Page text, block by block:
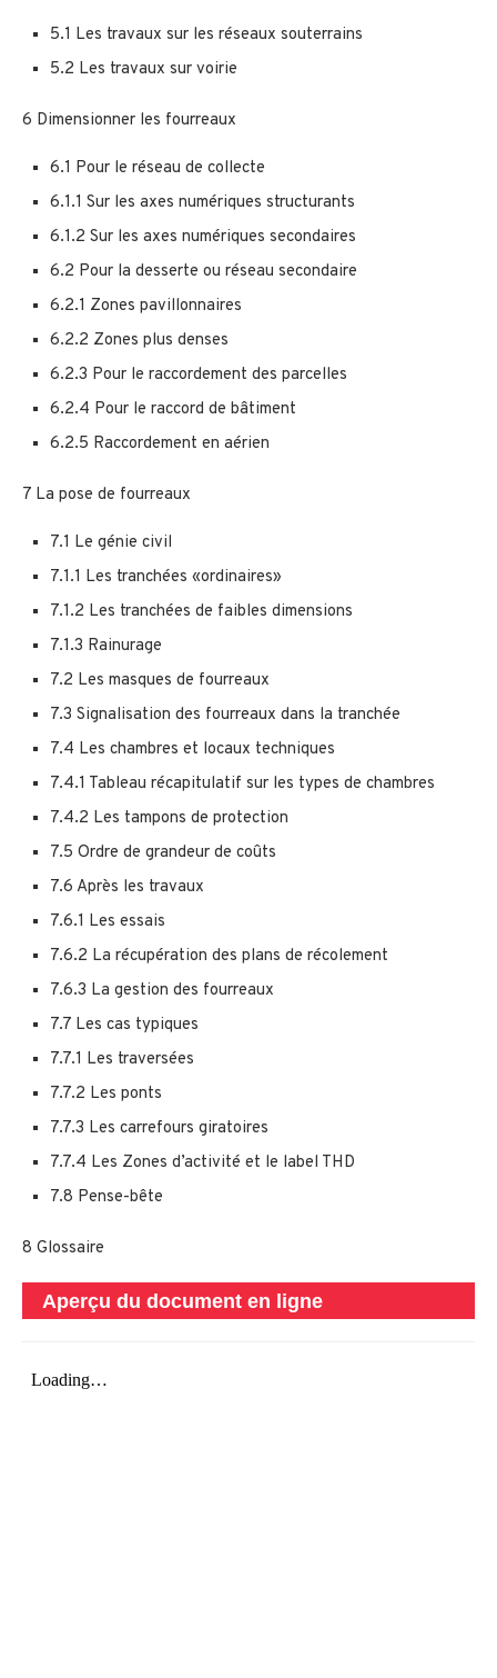
5.1 Les travaux sur les réseaux souterrains
5.2 Les travaux sur voirie
6 Dimensionner les fourreaux
6.1 Pour le réseau de collecte
6.1.1 Sur les axes numériques structurants
6.1.2 Sur les axes numériques secondaires
6.2 Pour la desserte ou réseau secondaire
6.2.1 Zones pavillonnaires
6.2.2 Zones plus denses
6.2.3 Pour le raccordement des parcelles
6.2.4 Pour le raccord de bâtiment
6.2.5 Raccordement en aérien
7 La pose de fourreaux
7.1 Le génie civil
7.1.1 Les tranchées «ordinaires»
7.1.2 Les tranchées de faibles dimensions
7.1.3 Rainurage
7.2 Les masques de fourreaux
7.3 Signalisation des fourreaux dans la tranchée
7.4 Les chambres et locaux techniques
7.4.1 Tableau récapitulatif sur les types de chambres
7.4.2 Les tampons de protection
7.5 Ordre de grandeur de coûts
7.6 Après les travaux
7.6.1 Les essais
7.6.2 La récupération des plans de récolement
7.6.3 La gestion des fourreaux
7.7 Les cas typiques
7.7.1 Les traversées
7.7.2 Les ponts
7.7.3 Les carrefours giratoires
7.7.4 Les Zones d’activité et le label THD
7.8 Pense-bête
8 Glossaire
Aperçu du document en ligne